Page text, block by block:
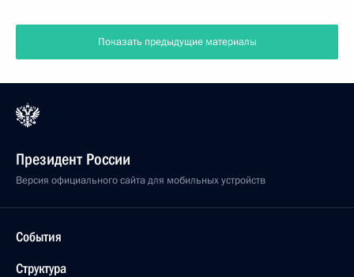
Показать предыдущие материалы
Президент России
Версия официального сайта для мобильных устройств
События
Структура